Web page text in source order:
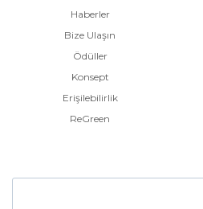
Haberler
Bize Ulaşın
Ödüller
Konsept
Erişilebilirlik
ReGreen